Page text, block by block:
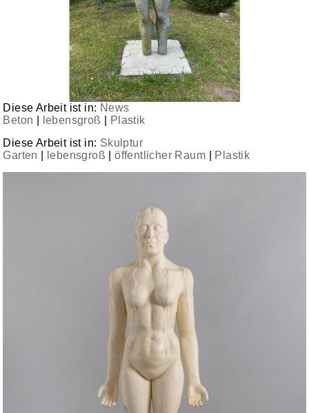
Diese Arbeit ist in: News
Beton
lebensgroß
Plastik
Diese Arbeit ist in: Skulptur
Garten
lebensgroß |öffentlicher Raum Plastik